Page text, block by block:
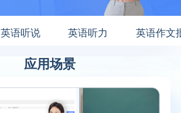
英语听说 英语听力 英语作文
应用场景